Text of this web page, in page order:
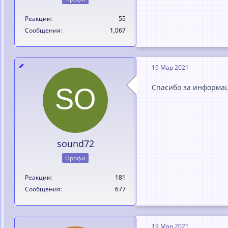
Реакции
55
Сообщения
1,067
sound72
Профи
Реакции
181
Сообщения
677
19 Мар 2021
Спасибо за
19 Мар 2021